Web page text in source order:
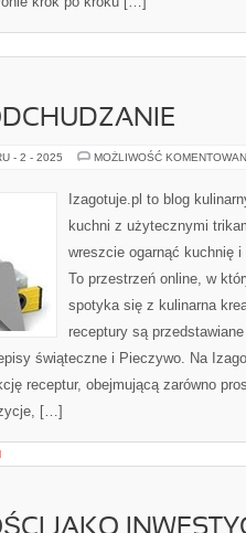
- 2 - 2025 MOŻLIWOŚĆ
Izagotuje.pl to blog
kuchni z użytecznymi
wreszcie ogarnąć kuchnię
To przestrzeń online, w
spotyka się z kulinarna
receptury są
świąteczne i Pieczywo. Na
receptur, obejmującą zarówno
[…]